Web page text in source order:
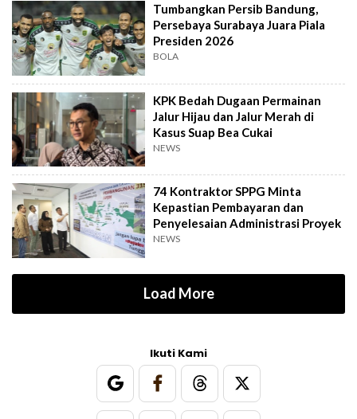
Tumbangkan Persib Bandung,
Persebaya Surabaya Juara Piala
Presiden 2026
BOLA
KPK Bedah Dugaan Permainan
Jalur Hijau dan Jalur Merah di
Kasus Suap Bea Cukai
NEWS
74 Kontraktor SPPG Minta
Kepastian Pembayaran dan
Penyelesaian Administrasi Proyek
NEWS
Load More
Ikuti Kami